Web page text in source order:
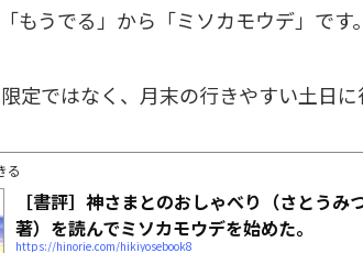
もうでる」から「ミソカモウデ」です。
限定ではなく、月末の行きやすい土日に
る
［書評］神さまとのおしゃべり（さとうみ
著）を読んでミソカモウデを始めた。
https://hinorie.com/hikiyosebook8